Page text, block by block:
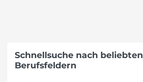
Schnellsuche nach beliebten
Berufsfeldern